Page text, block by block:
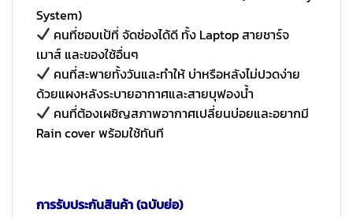
System)
คนที่ชอบเป้ที่ จัดช่องได้ดี ทั้ง Laptop สายชาร์จ
เมาส์ และของใช้อื่นๆ
คนที่สะพายทั้งวันและทำให้ บ่าหรือหลังไม่ปวดง่าย
ด้วยแผงหลังระบายอากาศและสายบุฟองน้ำ
คนที่ต้องเผชิญสภาพอากาศเปลี่ยนบ่อยและอยากมี
Rain cover พร้อมใช้ทันที
การรับประกันสินค้า (ฉบับย่อ)